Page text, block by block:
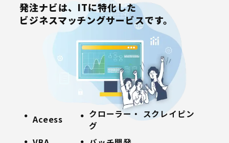
発注ナビは、ITに特化した
ビジネスマッチングサービスです。
Aceess クローラー・ スクレイピン
グ